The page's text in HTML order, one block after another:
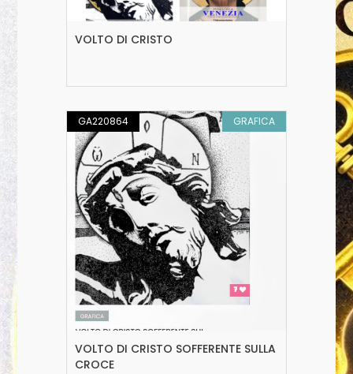
VOLTO DI CRISTO
GA220864 GRAFICA
VOLTO DI CRISTO SOFFERENTE SULLA
CROCE